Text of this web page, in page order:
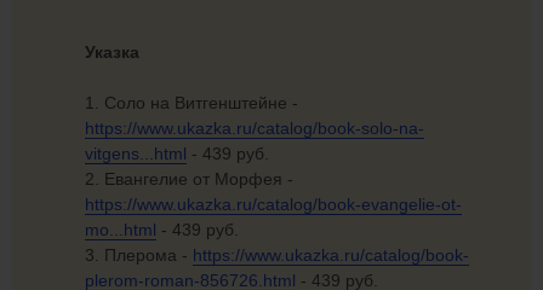
Указка
1. Соло на Витгенштейне -
https://www.ukazka.ru/catalog/book-solo-na-
vitgens...html - 439 руб.
2. Евангелие от Морфея -
https://www.ukazka.ru/catalog/book-evangelie-ot-
mo...html - 439 руб.
3. Плерома - https://www.ukazka.ru/catalog/book-
plerom-roman-856726.html - 439 руб.